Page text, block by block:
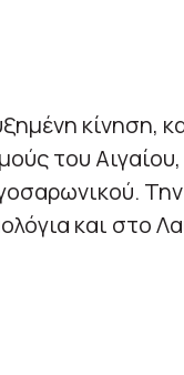
κίνηση,
του
και στο